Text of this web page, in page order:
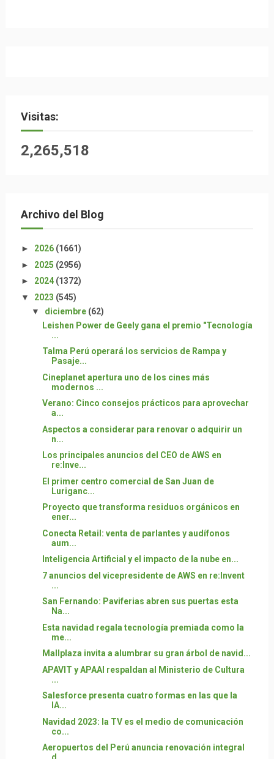
Visitas:
2,265,518
Archivo del Blog
► 2026 (1661)
► 2025 (2956)
► 2024 (1372)
▼ 2023 (545)
▼ diciembre (62)
Leishen Power de Geely gana el premio "Tecnología
...
Talma Perú operará los servicios de Rampa y
Pasaje...
Cineplanet apertura uno de los cines más
modernos ...
Verano: Cinco consejos prácticos para aprovechar
a...
Aspectos a considerar para renovar o adquirir un
n...
Los principales anuncios del CEO de AWS en
re:Inve...
El primer centro comercial de San Juan de
Luriganc...
Proyecto que transforma residuos orgánicos en
ener...
Conecta Retail: venta de parlantes y audífonos
aum...
Inteligencia Artificial y el impacto de la nube en...
7 anuncios del vicepresidente de AWS en re:Invent
...
San Fernando: Paviferias abren sus puertas esta
Na...
Esta navidad regala tecnología premiada como la
me...
Mallplaza invita a alumbrar su gran árbol de navid...
APAVIT y APAAI respaldan al Ministerio de Cultura
...
Salesforce presenta cuatro formas en las que la
IA...
Navidad 2023: la TV es el medio de comunicación
co...
Aeropuertos del Perú anuncia renovación integral